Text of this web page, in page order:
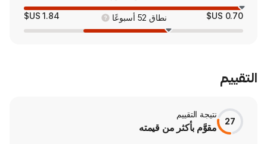
نطاق 52 أسبوعًا 1.84 US$
من قيمته